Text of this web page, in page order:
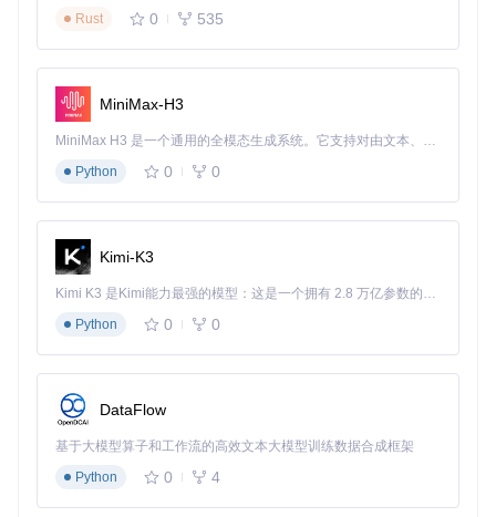
冰吞猎魔人配置指南
冰吞猎魔人依赖高频次的攻击节奏和精准的技能衔接，D3Key
Helper为此提供了针对性解决方案：
技能三（主要输出技能）
置为300毫秒
延迟参数：设置10毫秒正延迟，确保技能释放与元素戒周
期完美同步
实现边走边射
旋风斩野蛮人配置方案
旋风斩野蛮人需要持续的技能释放和灵活的走位控制：
右键技能（旋风斩） ：设置为"按住不放"模式
左键技能：绑定强制移动，配合走位辅助实现无缝位移
药水辅助：选择"保持药水CD"模式，执行间隔500毫秒
宏启动方式
闭
Rust
0 535
MiniMax-H3
MiniMax H3 是一个通用的全模态生成系统。它支持对由文本、图像、视频和音频组成的多模态上下文进行统一理解，并能生成分辨率高达 2K、时长可达 15 秒的带原生立体声音频的视频。得益于面向任务泛化的系统设计，H3 在预训练阶段就已具备广泛的多模态上下文理解与生成能力，能够出色地执行复杂的多模态指令。
Python
0 0
Kimi-K3
Kimi K3 是Kimi能力最强的模型：这是一个拥有 2.8 万亿参数的混合专家（MoE）模型，具备原生视觉理解能力，并支持 100 万 token 的上下文窗口。
Python
0 0
DataFlow
基于大模型算子和工作流的高效文本大模型训练数据合成框架
Python
0 4